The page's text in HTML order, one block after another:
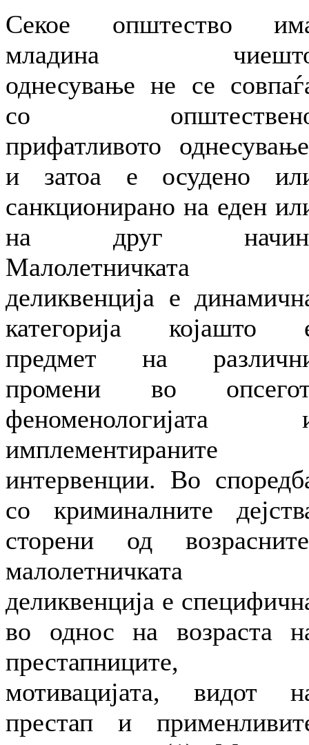
Секое општество
младина
однесување не се
со
прифатливото
и затоа е осудено
санкционирано на еден
на друг
Малолетничката
деликвенција е
категорија којашто
предмет на
промени во
феноменологијата
имплементираните
интервенции. Во
со криминалните
сторени од
малолетничката
деликвенција е
во однос на возраста
престапниците,
мотивацијата, видот
престап и